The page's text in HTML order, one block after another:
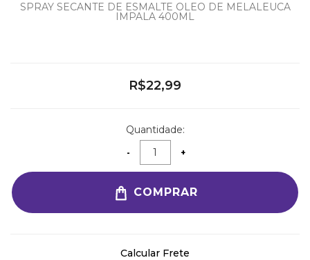
SPRAY SECANTE DE ESMALTE OLEO DE MELALEUCA
IMPALA 400ML
R$22,99
Quantidade:
COMPRAR
Calcular Frete